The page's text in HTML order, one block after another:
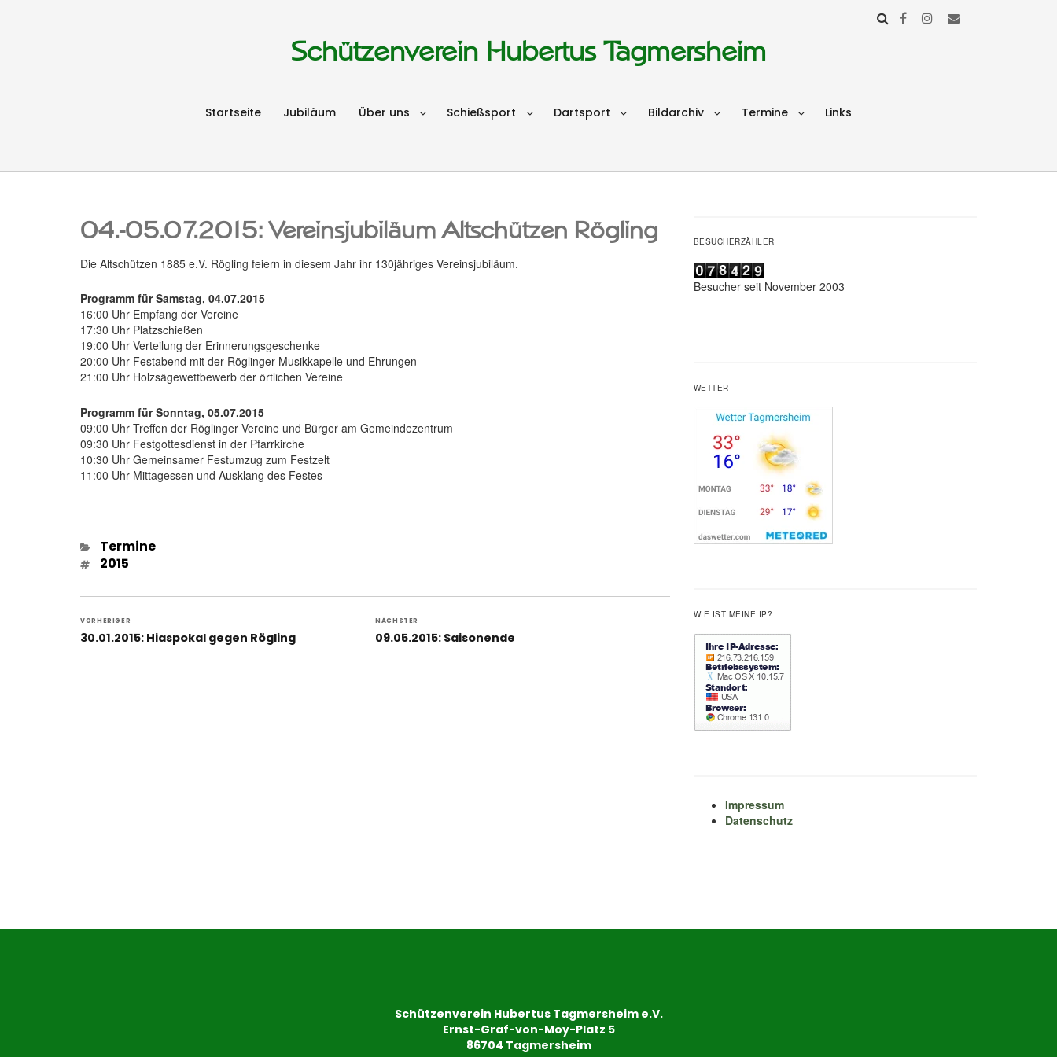
Schützenverein Hubertus Tagmersheim
Startseite Jubiläum Über uns Schießsport Dartsport Bildarchiv Termine Links
04.-05.07.2015: Vereinsjubiläum Altschützen Rögling
Die Altschützen 1885 e.V. Rögling feiern in diesem Jahr ihr 130jähriges Vereinsjubiläum.
Programm für Samstag, 04.07.2015
16:00 Uhr Empfang der Vereine
17:30 Uhr Platzschießen
19:00 Uhr Verteilung der Erinnerungsgeschenke
20:00 Uhr Festabend mit der Röglinger Musikkapelle und Ehrungen
21:00 Uhr Holzsägewettbewerb der örtlichen Vereine
Programm für Sonntag, 05.07.2015
09:00 Uhr Treffen der Röglinger Vereine und Bürger am Gemeindezentrum
09:30 Uhr Festgottesdienst in der Pfarrkirche
10:30 Uhr Gemeinsamer Festumzug zum Festzelt
11:00 Uhr Mittagessen und Ausklang des Festes
Kategorien
Termine
Schlagwörter
2015
VORHERIGER
Vorheriger
30.01.2015: Hiaspokal gegen Rögling
NÄCHSTER
Nächster
09.05.2015: Saisonende
BESUCHERZÄHLER
Besucher seit November 2003
WETTER
WIE IST MEINE IP?
Impressum
Datenschutz
Schützenverein Hubertus Tagmersheim e.V.
Ernst-Graf-von-Moy-Platz 5
86704 Tagmersheim